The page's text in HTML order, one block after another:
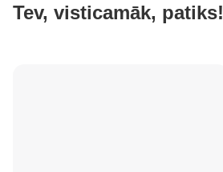
Tev, visticamāk, patiks!